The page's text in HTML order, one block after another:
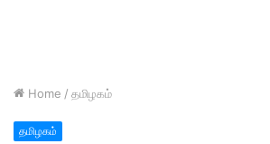
Home / தமிழகம்
தமிழகம்